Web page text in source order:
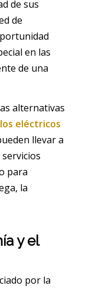
de sus
de
en las
de una
alternativas
eléctricos
llevar a
para
la
y el
por la